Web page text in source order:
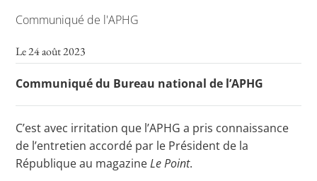
L’APHG dans la presse
Toutes les actualités
Les rendez-vous de l’APHG
Concours de recrutement
Communiqué de l'APHG
Le 24 août 2023
Communiqué du Bureau national de l’APHG
C’est avec irritation que l’APHG a pris connaissance
de l’entretien accordé par le Président de la
République au magazineLe Point.